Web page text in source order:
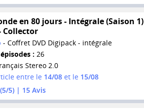
en 80 jours - Intégrale (Saison 1)
Collector
- Coffret DVD Digipack - intégrale
: 26
Stereo 2.0
entre le 14/08et le 15/08
(5/5) | 15Avis